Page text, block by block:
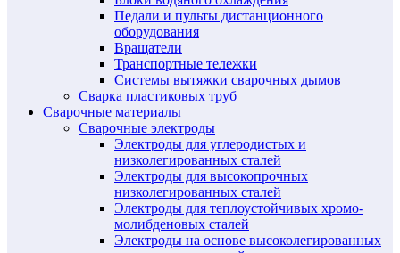
Педали и пульты дистанционного
оборудования
Вращатели
Транспортные тележки
Системы вытяжки сварочных дымов
Сварка пластиковых труб
Сварочные материалы
Сварочные электроды
Электроды для углеродистых и
низколегированных сталей
Электроды для высокопрочных
низколегированных сталей
Электроды для теплоустойчивых хромо-
молибденовых сталей
Электроды на основе высоколегированных